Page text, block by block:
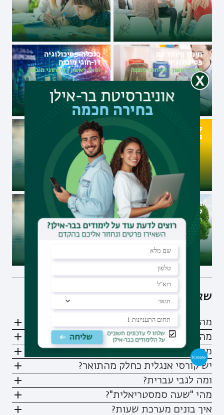
חינוך מיוחד עם
פסיכולוגיה
תואר ראשון | דו-חוגי מובנה
כלכלה-פסיכולוגיה
דו-חוגי מובנה
תואר ראשון|דו-חוגי מובנה
קרימינולוגיה במגמת
נוירוקרימינולוגיה
תואר שני
פסיכולוגיה עם פילוסופיה
תואר ראשון
תואר שני בפסיכולוגיה
ללא תזה (M.A)
תואר שני
פסיכולוגיה עם פילוסופיה
תואר ראשון|
שאלות נפוצות
מהם סוגי המסלולים בלימודי תואר ראשון?
מהם סוגי המסלולים בלימודי תואר שני?
מהי שנת הלימודים האקדמית?
יש קורסי אנגלית כחלק מהתואר?
ומה לגבי עברית?
מהי "שעה סמסטריאלית"?
איך בונים מערכת שעות?